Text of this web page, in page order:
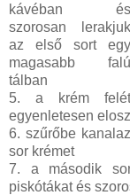
kávéban és
szorosan lerakjuk
az első sort egy
magasabb falú
tálban
5. a krém felét
egyenletesen
6. szűrőbe
sor krémet
7. a második
piskótákat és